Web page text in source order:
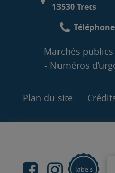
13530 Trets
Marchés publics
Numéros
Plan du site